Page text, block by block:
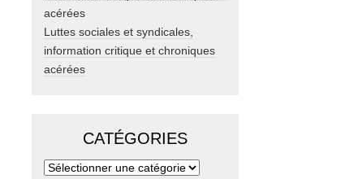
Luttes sociales et syndicales,
information critique et chroniques
acérées
CATÉGORIES